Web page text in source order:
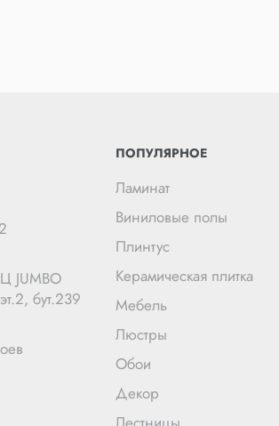
JUMBO
бут.239
ПОПУЛЯРНОЕ
Ламинат
Виниловые полы
Плинтус
Керамическая плитка
Мебель
Люстры
Обои
Декор